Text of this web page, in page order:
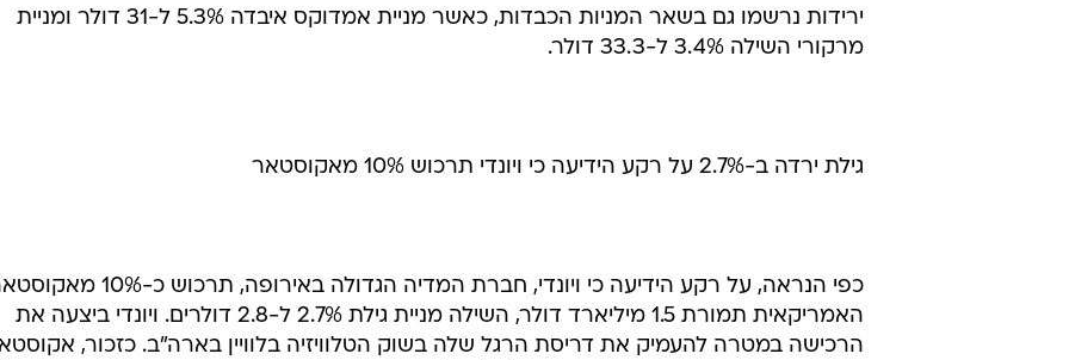
ירידות נרשמו גם בשאר המניות הכבדות, כאשר מניית אמדוקס איבדה 5.3% ל-31 דולר ומניית
מרקורי השילה 3.4% ל-33.3 דולר.
גילת ירדה ב-2.7% על רקע הידיעה כי ויונדי תרכוש 10% מאקוסטאר
כפי הנראה, על רקע הידיעה כי ויונדי, חברת המדיה הגדולה באירופה, תרכוש כ-
האמריקאית תמורת 1.5 מיליארד דולר, השילה מניית גילת 2.7% ל-2.8 דולרים. ויונדי ביצעה את
הרכישה במטרה להעמיק את דריסת הרגל שלה בשוק הטלוויזיה בלוויין בארה"ב. כזכור,